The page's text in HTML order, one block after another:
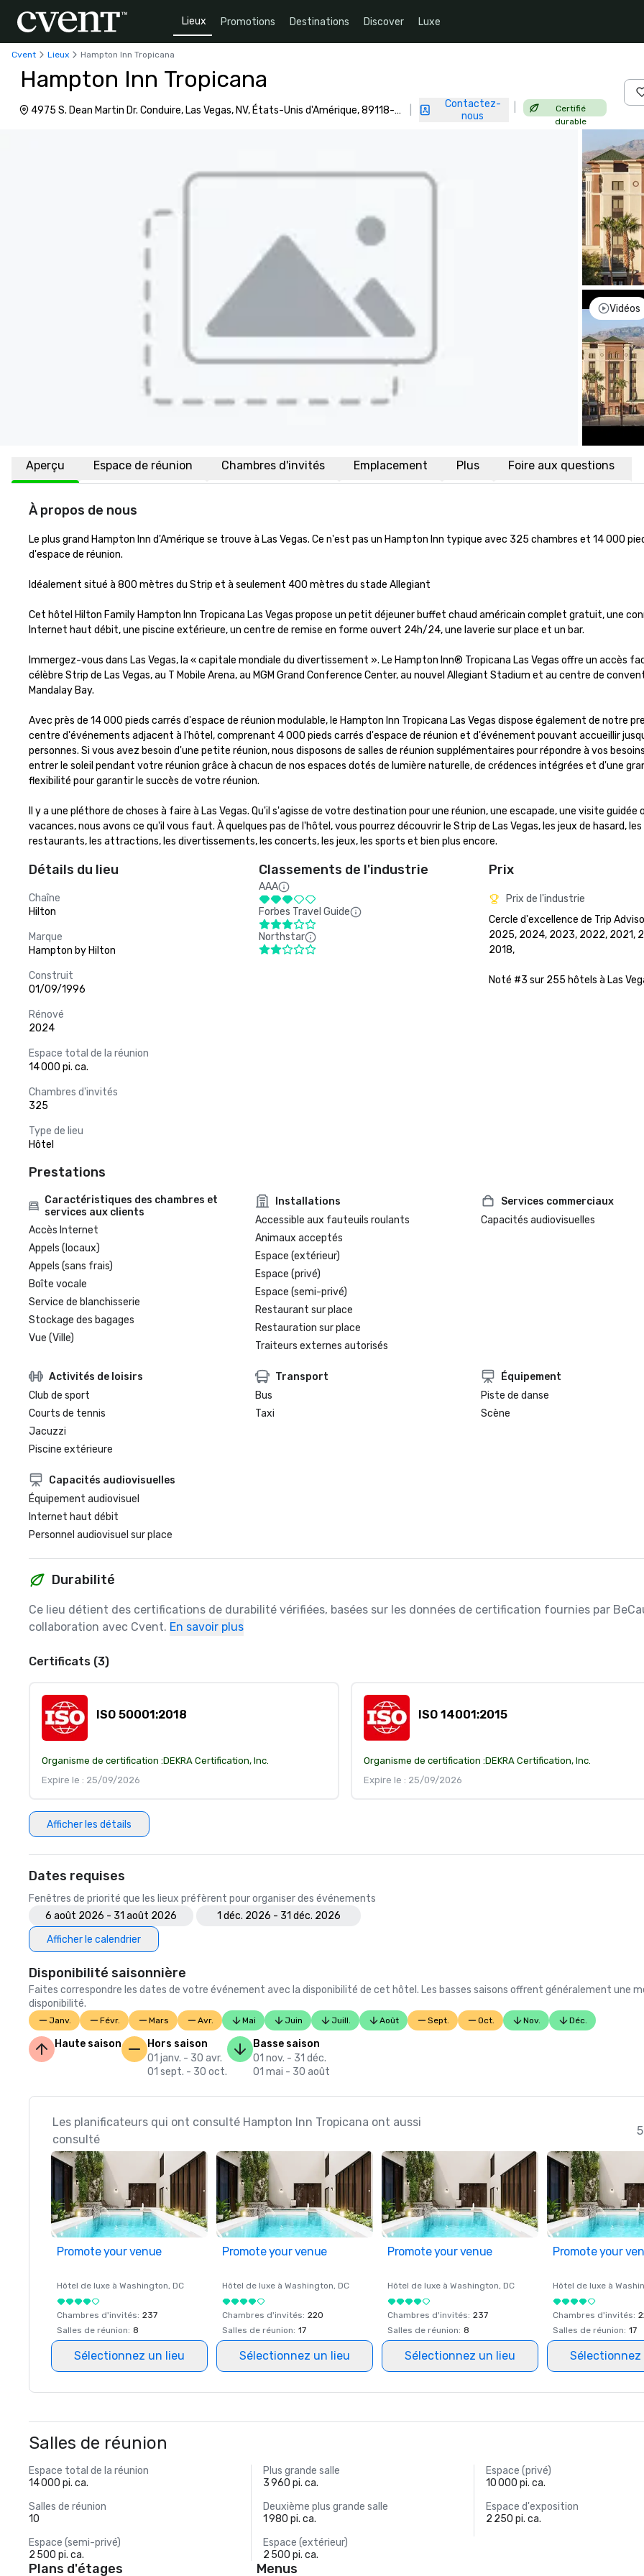
Lieux Promotions Destinations Discover Luxe
Cvent Lieux Hampton Inn Tropicana
Hampton Inn Tropicana
4975 S. Dean Martin Dr. Conduire, Las Vegas, NV, États-Unis d'Amérique, 89118-
Contactez-
nous
Certifié
durable
Vidéos
Aperçu Espace de réunion Chambres d'invités Emplacement Plus Foire aux questions
À propos de nous
Le plus grand Hampton Inn d'Amérique se trouve à Las Vegas. Ce n'est pas un Hampton Inn typique avec 325 chambres et 14 000
d'espace de réunion.
Idéalement situé à 800 mètres du Strip et à seulement 400 mètres du stade Allegiant
Cet hôtel Hilton Family Hampton Inn Tropicana Las Vegas propose un petit déjeuner buffet chaud américain complet gratuit, une
Internet haut débit, une piscine extérieure, un centre de remise en forme ouvert 24h/24, une laverie sur place et un bar.
Immergez-vous dans Las Vegas, la « capitale mondiale du divertissement ». Le Hampton Inn® Tropicana Las Vegas offre un accès
célèbre Strip de Las Vegas, au T Mobile Arena, au MGM Grand Conference Center, au nouvel Allegiant Stadium et au centre de
Mandalay Bay.
Avec près de 14 000 pieds carrés d'espace de réunion modulable, le Hampton Inn Tropicana Las Vegas dispose également de notre
centre d'événements adjacent à l'hôtel, comprenant 4 000 pieds carrés d'espace de réunion et d'événement pouvant accueillir
personnes. Si vous avez besoin d'une petite réunion, nous disposons de salles de réunion supplémentaires pour répondre à vos
entrer le soleil pendant votre réunion grâce à chacun de nos espaces dotés de lumière naturelle, de crédences intégrées et d'une
flexibilité pour garantir le succès de votre réunion.
Il y a une pléthore de choses à faire à Las Vegas. Qu'il s'agisse de votre destination pour une réunion, une escapade, une visite guidée
vacances, nous avons ce qu'il vous faut. À quelques pas de l'hôtel, vous pourrez découvrir le Strip de Las Vegas, les jeux de hasard,
restaurants, les attractions, les divertissements, les concerts, les jeux, les sports et bien plus encore.
Détails du lieu
Chaîne
Hilton
Marque
Hampton by Hilton
Construit
01/09/1996
Rénové
2024
Espace total de la réunion
14 000 pi. ca.
Chambres d'invités
325
Type de lieu
Hôtel
Classements de l'industrie
AAA
Forbes Travel Guide
Northstar
Prix
Prix de l'industrie
Cercle d'excellence de Trip
2025, 2024, 2023, 2022, 2021,
2018,
Noté #3 sur 255 hôtels à Las
Prestations
Caractéristiques des chambres et
services aux clients
Accès Internet
Appels (locaux)
Appels (sans frais)
Boîte vocale
Service de blanchisserie
Stockage des bagages
Vue (Ville)
Installations
Accessible aux fauteuils roulants
Animaux acceptés
Espace (extérieur)
Espace (privé)
Espace (semi-privé)
Restaurant sur place
Restauration sur place
Traiteurs externes autorisés
Services commerciaux
Capacités audiovisuelles
Activités de loisirs
Club de sport
Courts de tennis
Jacuzzi
Piscine extérieure
Transport
Bus
Taxi
Équipement
Piste de danse
Scène
Capacités audiovisuelles
Équipement audiovisuel
Internet haut débit
Personnel audiovisuel sur place
Durabilité
Ce lieu détient des certifications de durabilité vérifiées, basées sur les données de certification fournies par
collaboration avec Cvent. En savoir plus
Certificats (3)
ISO 50001:2018
Organisme de certification :DEKRA Certification, Inc.
Expire le : 25/09/2026
ISO 14001:2015
Organisme de certification :DEKRA Certification, Inc.
Expire le : 25/09/2026
Afficher les détails
Dates requises
Fenêtres de priorité que les lieux préfèrent pour organiser des événements
6 août 2026 - 31 août 2026
1 déc. 2026 - 31 déc. 2026
Afficher le calendrier
Disponibilité saisonnière
Faites correspondre les dates de votre événement avec la disponibilité de cet hôtel. Les basses saisons offrent généralement une
disponibilité.
Janv. Févr. Mars Avr. Mai Juin Juill. Août Sept. Oct. Nov. Déc.
Haute saison
Hors saison
01 janv. - 30 avr.
01 sept. - 30 oct.
Basse saison
01 nov. - 31 déc.
01 mai - 30 août
Les planificateurs qui ont consulté Hampton Inn Tropicana ont aussi
consulté
Promote your venue
Hôtel de luxe à Washington, DC
Chambres d'invités: 237
Salles de réunion: 8
Sélectionnez un lieu
Promote your venue
Hôtel de luxe à Washington, DC
Chambres d'invités: 220
Salles de réunion: 17
Sélectionnez un lieu
Promote your venue
Hôtel de luxe à Washington, DC
Chambres d'invités: 237
Salles de réunion: 8
Sélectionnez un lieu
Promote your
Hôtel de luxe à
Chambres d'invités:
Salles de réunion: 17
Sélectionnez
Salles de réunion
Espace total de la réunion
14 000 pi. ca.
Plus grande salle
3 960 pi. ca.
Espace (privé)
10 000 pi. ca.
Salles de réunion
10
Deuxième plus grande salle
1 980 pi. ca.
Espace d'exposition
2 250 pi. ca.
Espace (semi-privé)
2 500 pi. ca.
Espace (extérieur)
2 500 pi. ca.
Plans d'étages Menus